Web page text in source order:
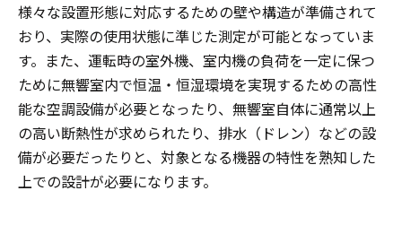
様々な設置形態に対応するための壁や構造が準備されて
おり、実際の使用状態に準じた測定が可能となっていま
す。また、運転時の室外機、室内機の負荷を一定に保つ
ために無響室内で恒温・恒湿環境を実現するための高性
能な空調設備が必要となったり、無響室自体に通常以上
の高い断熱性が求められたり、排水（ドレン）などの設
備が必要だったりと、対象となる機器の特性を熟知した
上での設計が必要になります。